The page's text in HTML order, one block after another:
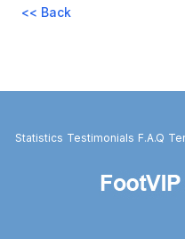
<< Back
Statistics Testimonials F.A.Q